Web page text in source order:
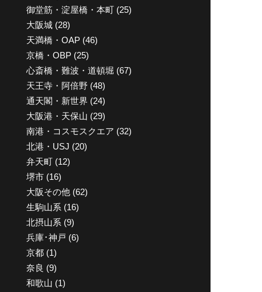
御堂筋・淀屋橋・本町 (25)
大阪城 (28)
天満橋・OAP (46)
京橋・OBP (25)
心斎橋・難波・道頓堀 (67)
天王寺・阿倍野 (48)
通天閣・新世界 (24)
大阪港・天保山 (29)
南港・コスモスクエア (32)
北港・USJ (20)
弁天町 (12)
堺市 (16)
大阪その他 (62)
生駒山系 (16)
北摂山系 (9)
兵庫･神戸 (6)
京都 (1)
奈良 (9)
和歌山 (1)